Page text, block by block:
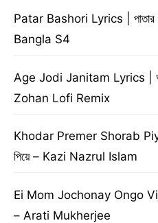
Patar Bashori Lyrics | পাতার
Bangla S4
Age Jodi Janitam Lyrics |
Zohan Lofi Remix
Khodar Premer Shorab Piye
পিয়ে – Kazi Nazrul Islam
Ei Mom Jochonay Ongo
– Arati Mukherjee